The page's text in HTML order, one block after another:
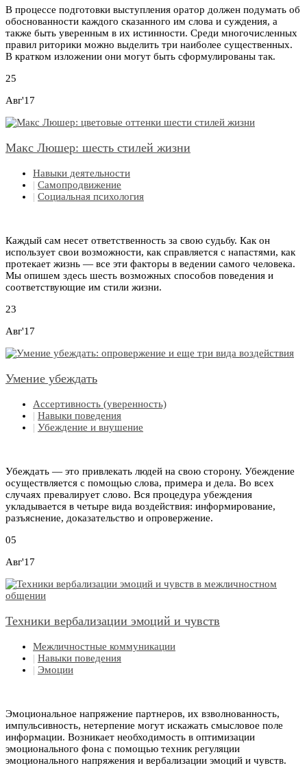
В процессе подготовки выступления оратор должен подумать об
обоснованности каждого сказанного им слова и суждения, а
также быть уверенным в их истинности. Среди многочисленных
правил риторики можно выделить три наиболее существенных.
В кратком изложении они могут быть сформулированы так.
25
Авг'17
Макс Люшер: шесть стилей жизни
Навыки деятельности
| Самопродвижение
| Социальная психология
Каждый сам несет ответственность за свою судьбу. Как он
использует свои возможности, как справляется с напастями, как
протекает жизнь — все эти факторы в ведении самого человека.
Мы опишем здесь шесть возможных способов поведения и
соответствующие им стили жизни.
23
Авг'17
Умение убеждать
Ассертивность (уверенность)
| Навыки поведения
| Убеждение и внушение
Убеждать — это привлекать людей на свою сторону. Убеждение
осуществляется с помощью слова, примера и дела. Во всех
случаях превалирует слово. Вся процедура убеждения
укладывается в четыре вида воздействия: информирование,
разъяснение, доказательство и опровержение.
05
Авг'17
Техники вербализации эмоций и чувств
Межличностные коммуникации
| Навыки поведения
| Эмоции
Эмоциональное напряжение партнеров, их взволнованность,
импульсивность, нетерпение могут искажать смысловое поле
информации. Возникает необходимость в оптимизации
эмоционального фона с помощью техник регуляции
эмоционального напряжения и вербализации эмоций и чувств.